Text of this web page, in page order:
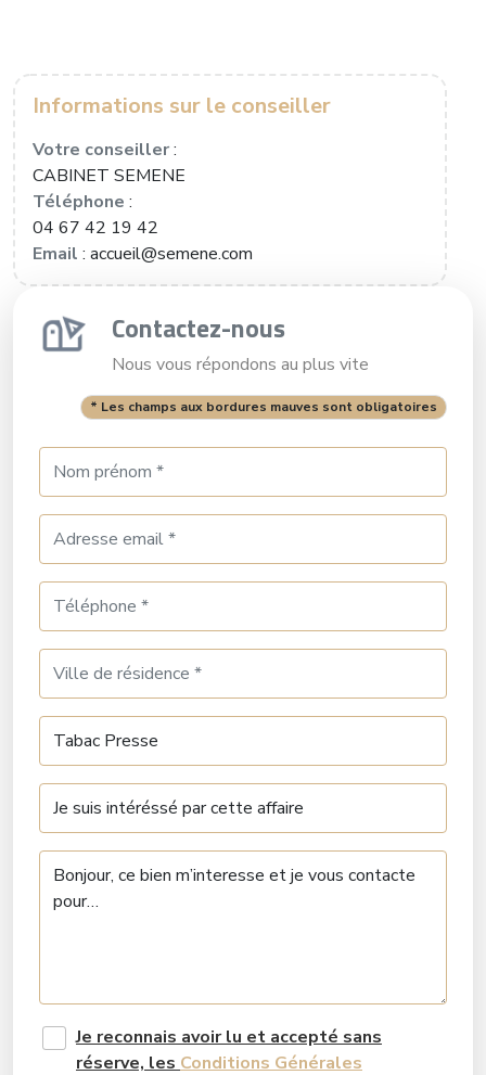
Informations sur le conseiller
Votre conseiller:
CABINET SEMENE
Téléphone :
04 67 42 19 42
Email : accueil@semene.com
Contactez-nous
Nous vous répondons au plus vite
* Les champs aux bordures mauves sont obligatoires
Je reconnais avoir lu et accepté sans
réserve, les Conditions Générales